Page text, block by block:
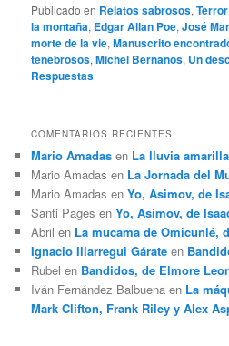
Publicado en Relatos sabrosos,Terror
la montaña, Edgar Allan Poe,José
morte de la vie,Manuscrito
tenebrosos,Michel Bernanos, Un
Respuestas
COMENTARIOS RECIENTES
Mario Amadas en La lluvia
Mario Amadas en La Jornada del
Mario Amadas enYo, Asimov, de
Santi Pages enYo, Asimov, de
Abril en La mucama de Omicunlé,
Ignacio Illarregui Gárate en
Rubel en Bandidos, de Elmore
Iván Fernández Balbuena en La
Mark Clifton, Frank Riley y Alex